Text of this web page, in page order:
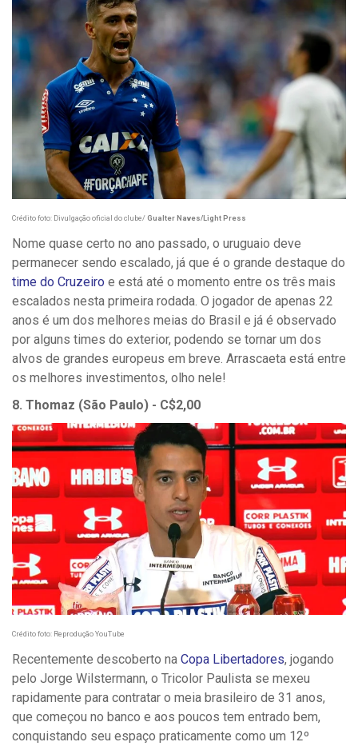
Crédito foto: Divulgação oficial do clube/ Gualter Naves/Light Press
Nome quase certo no ano passado, o uruguaio deve
permanecer sendo escalado, já que é o grande destaque do
time do Cruzeiro e está até o momento entre os três mais
escalados nesta primeira rodada. O jogador de apenas 22
anos é um dos melhores meias do Brasil e já é observado
por alguns times do exterior, podendo se tornar um dos
alvos de grandes europeus em breve. Arrascaeta está entre
os melhores investimentos, olho nele!
8. Thomaz (São Paulo) - C$2,00
Crédito foto: Reprodução YouTube
Recentemente descoberto na Copa Libertadores, jogando
pelo Jorge Wilstermann, o Tricolor Paulista se mexeu
rapidamente para contratar o meia brasileiro de 31 anos,
que começou no banco e aos poucos tem entrado bem,
conquistando seu espaço praticamente como um 12º